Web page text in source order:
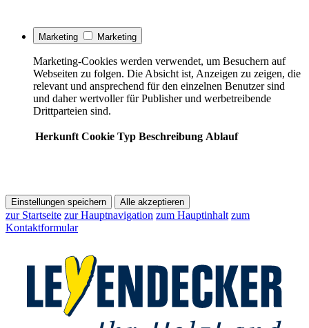
Marketing Marketing
Marketing-Cookies werden verwendet, um Besuchern auf
Webseiten zu folgen. Die Absicht ist, Anzeigen zu zeigen, die
relevant und ansprechend für den einzelnen Benutzer sind
und daher wertvoller für Publisher und werbetreibende
Drittparteien sind.
Herkunft Cookie Typ Beschreibung Ablauf
Einstellungen speichern Alle akzeptieren
zur Startseite zur Hauptnavigation zum Hauptinhalt zum
Kontaktformular